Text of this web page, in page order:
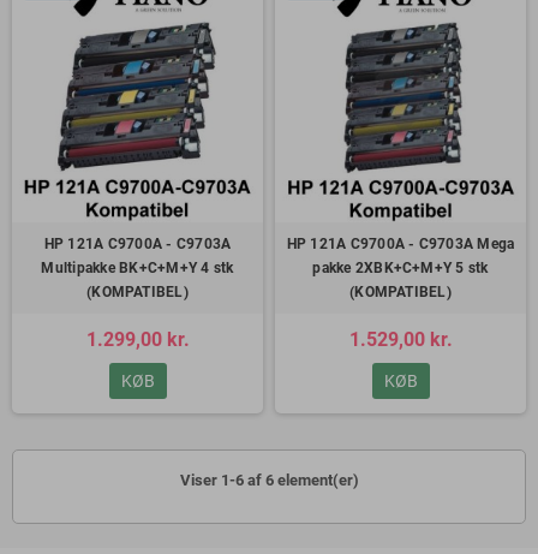
HP 121A C9700A - C9703A
Multipakke BK+C+M+Y 4 stk
(KOMPATIBEL)
1.299,00 kr.
KØB
HP 121A C9700A - C9703A Mega
pakke 2XBK+C+M+Y 5 stk
(KOMPATIBEL)
1.529,00 kr.
KØB
Viser 1-6 af 6 element(er)